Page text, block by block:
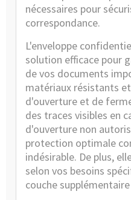
nécessaires pour
correspondance.
L'enveloppe
solution efficace pour
de vos documents
matériaux résistants
d'ouverture et de
des traces visibles en
d'ouverture non
protection optimale
indésirable. De plus,
selon vos besoins
couche